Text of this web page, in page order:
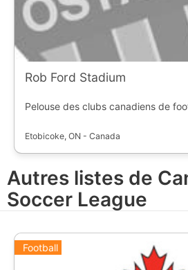
Rob Ford Stadium
Pelouse des clubs canadiens de
Etobicoke, ON - Canada
Autres listes de
Soccer League
Football